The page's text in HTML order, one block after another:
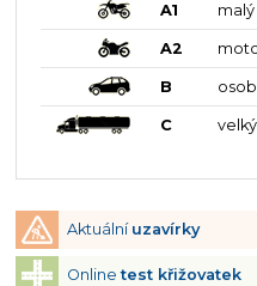
A1
A2
B
C
Aktuální uzavírky
Onlinetest křižovatek